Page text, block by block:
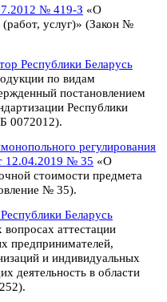
№ 419­-З «О
(работ, услуг)» (Закон №
Республики Беларусь
по видам
постановлением
Республики
007­2012).
регулирования
12.04.2019 № 35 «О
стоимости предмета
№ 35).
Беларусь
аттестации
предпринимателей,
и индивидуальных
деятельность в области